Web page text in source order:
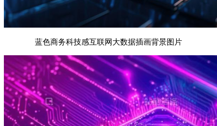
蓝色商务科技感互联网大数据插画背景图片